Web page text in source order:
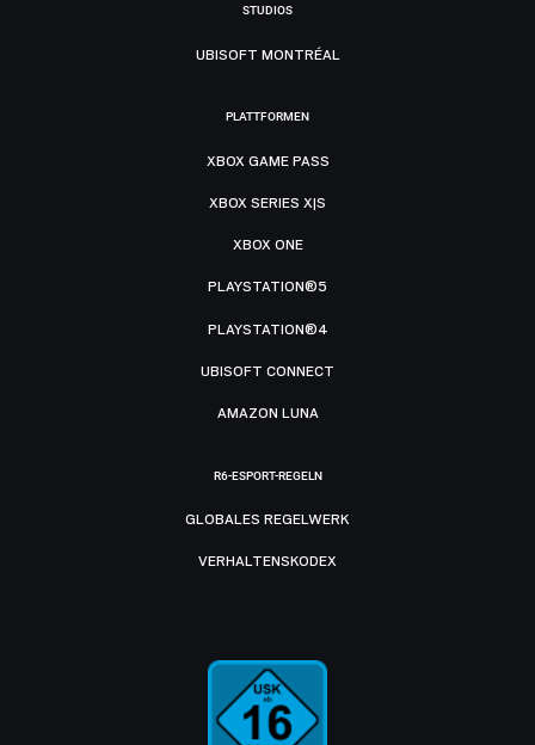
STUDIOS
UBISOFT MONTRÉAL
PLATTFORMEN
XBOX GAME PASS
XBOX SERIES X|S
XBOX ONE
PLAYSTATION®5
PLAYSTATION®4
UBISOFT CONNECT
AMAZON LUNA
R6-ESPORT-REGELN
GLOBALES REGELWERK
VERHALTENSKODEX